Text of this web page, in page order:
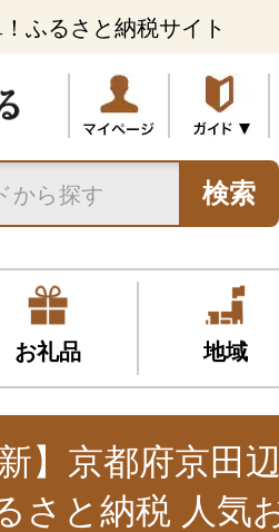
ふるさと納税サイト
検索
お礼品 地域
】京都府京田
さと納税 人気